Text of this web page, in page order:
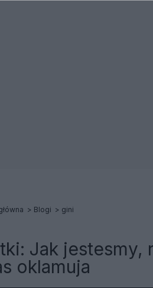
Blogi gini
Jak jestesmy,
oklamuja